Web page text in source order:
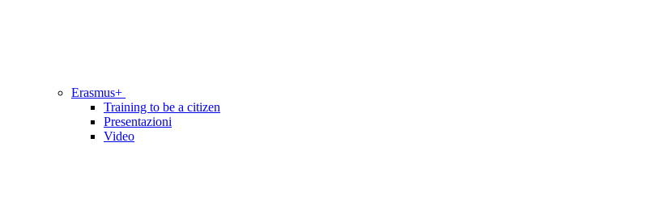
Erasmus+
Training to be a citizen
Presentazioni
Video